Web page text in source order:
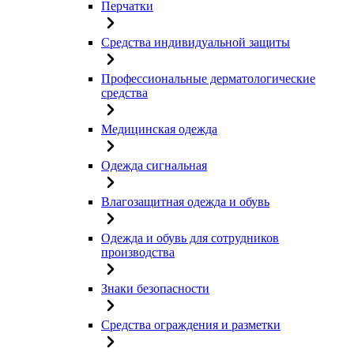
Перчатки
Средства индивидуальной защиты
Профессиональные дерматологические
средства
Медицинская одежда
Одежда сигнальная
Влагозащитная одежда и обувь
Одежда и обувь для сотрудников
производства
Знаки безопасности
Средства ограждения и разметки